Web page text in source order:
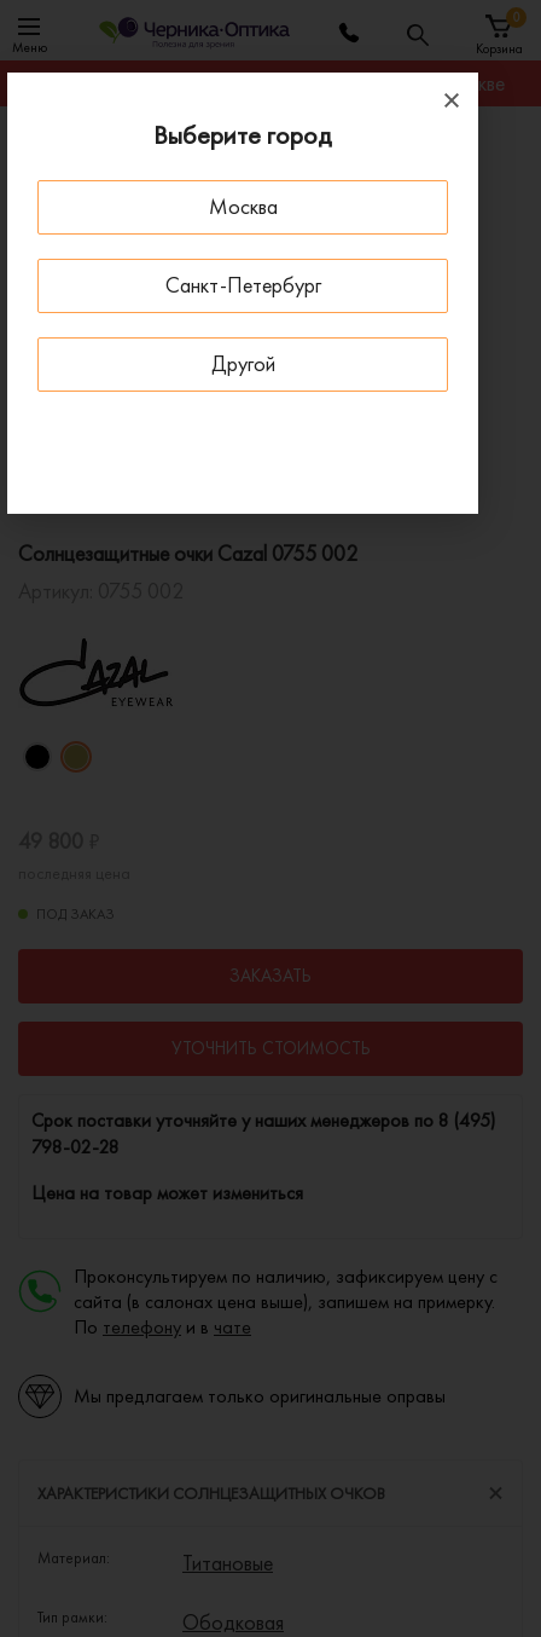
Выберите город
Москва
Санкт-Петербург
Другой
Меню Корзина
0
Гарантируем лучшую цену на любую оправу в Москве
Солнцезащитные очки
Солнцезащитные очки Cazal 0755 002
Солнцезащитные очки Cazal 0755 002
ПОД ЗАКАЗ
ЗАКАЗАТЬ
УТОЧНИТЬ СТОИМОСТЬ
Cрок поставки уточняйте у наших менеджеров по 8 (495)
798-02-28
Цена на товар может измениться
Проконсультируем по наличию, зафиксируем цену с
сайта (в салонах цена выше), запишем на примерку.
По телефону и в чате
Мы предлагаем только оригинальные оправы
ХАРАКТЕРИСТИКИ СОЛНЦЕЗАЩИТНЫХ ОЧКОВ
Материал: Титановые
Тип рамки: Ободковая
ПОД ЗАКАЗ